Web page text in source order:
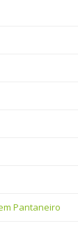
Pantaneiro